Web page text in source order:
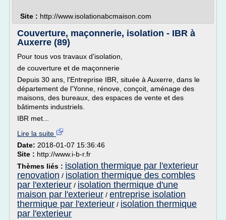
Site : http://www.isolationabcmaison.com
Couverture, maçonnerie, isolation - IBR à
Auxerre (89)
Pour tous vos travaux d'isolation,
de couverture et de maçonnerie
Depuis 30 ans, l'Entreprise IBR, située à Auxerre, dans le
département de l'Yonne, rénove, conçoit, aménage des
maisons, des bureaux, des espaces de vente et des
bâtiments industriels.
IBR met...
Lire la suite
Date: 2018-01-07 15:36:46
Site : http://www.i-b-r.fr
Thèmes liés : isolation thermique par l'exterieur
renovation / isolation thermique des combles
par l'exterieur / isolation thermique d'une
maison par l'exterieur / entreprise isolation
thermique par l'exterieur / isolation thermique
par l'exterieur